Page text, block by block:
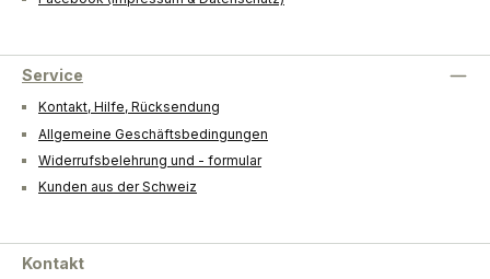
Service
Kontakt, Hilfe, Rücksendung
Allgemeine Geschäftsbedingungen
Widerrufsbelehrung und - formular
Kunden aus der Schweiz
Kontakt